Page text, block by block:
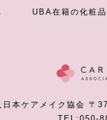
UBA在籍の化粧
本ケアメイク協会 〒